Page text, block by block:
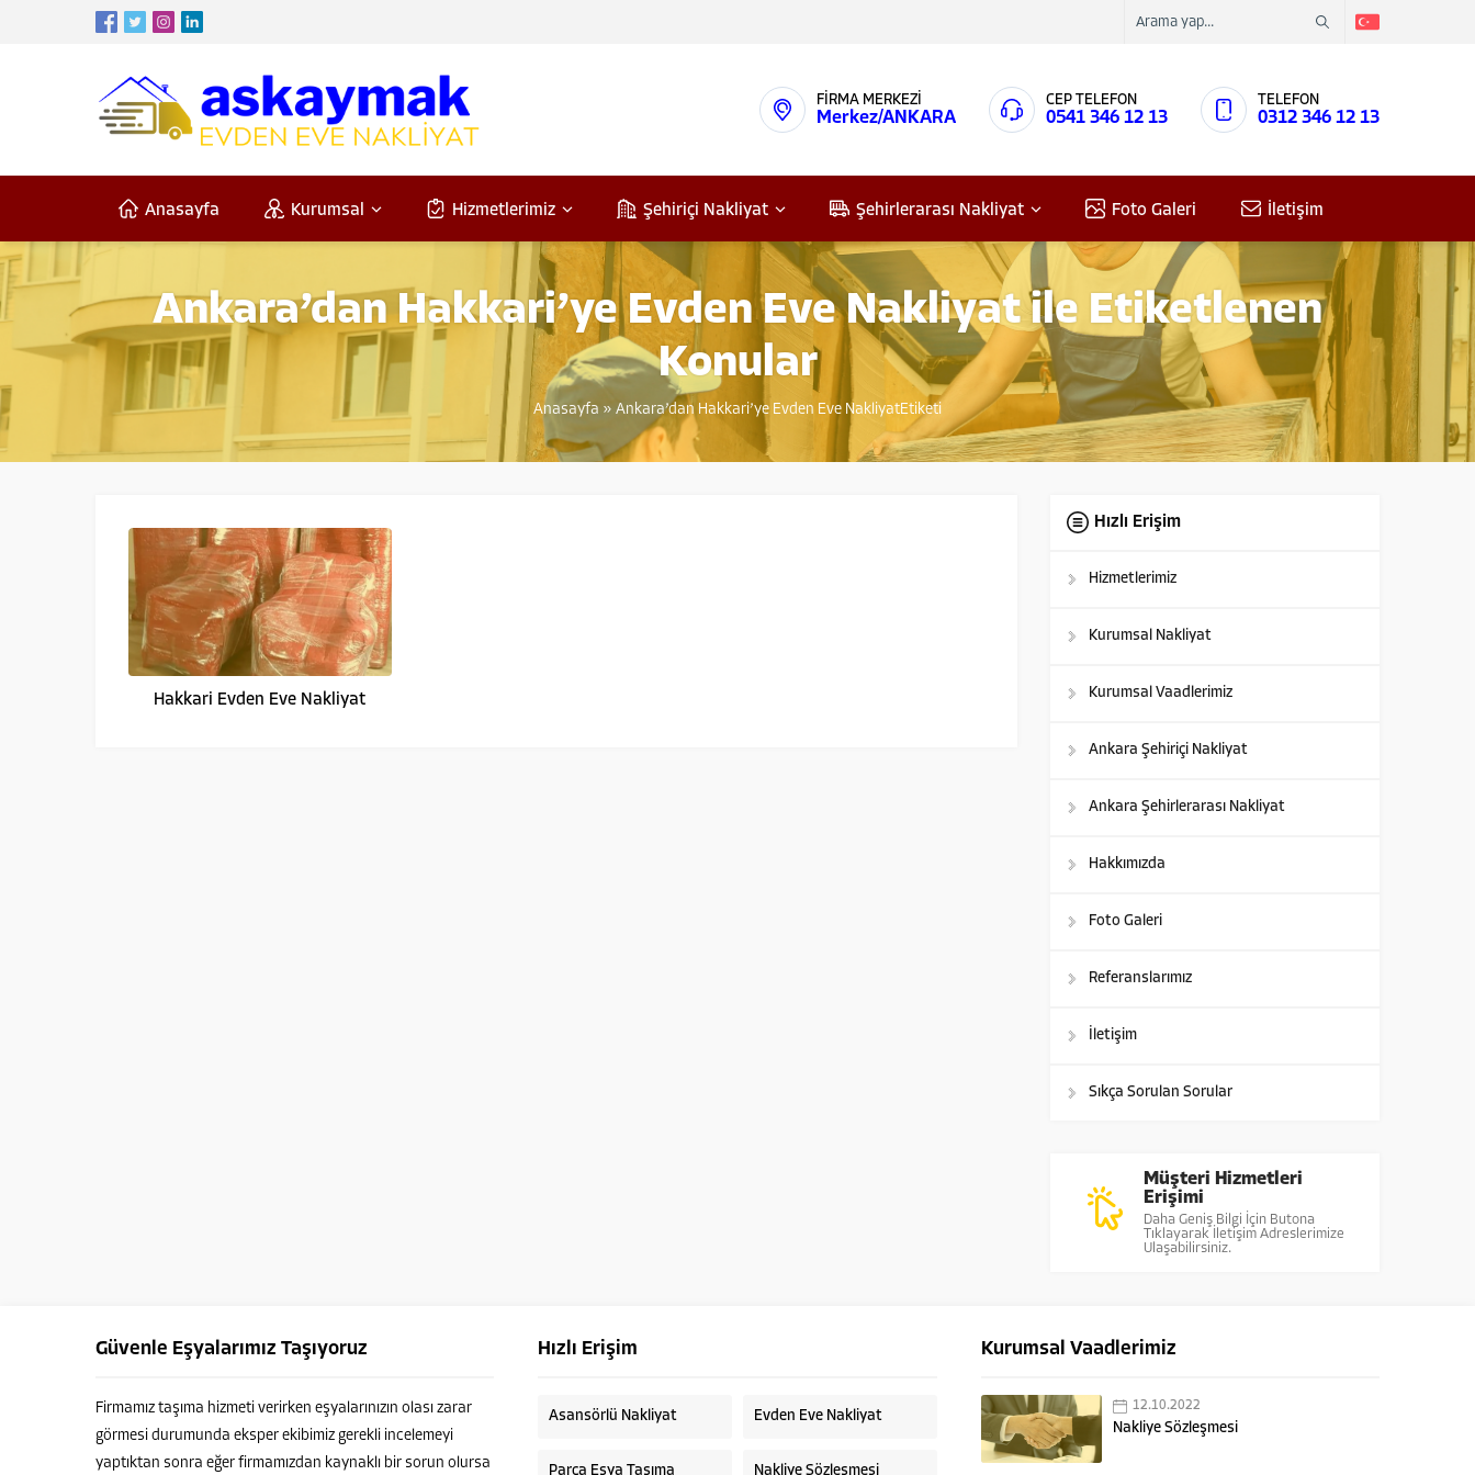
FİRMA MERKEZİ
Merkez/ANKARA
CEP TELEFON
0541 346 12 13
TELEFON
0312 346 12 13
Anasayfa Kurumsal Hizmetlerimiz Şehiriçi Nakliyat Şehirlerarası Nakliyat Foto Galeri İletişim
Ankara’dan Hakkari’ye Evden Eve Nakliyat ile Etiketlenen
Konular
Anasayfa » Ankara’dan Hakkari’ye Evden Eve NakliyatEtiketi
Hakkari Evden Eve Nakliyat
Hızlı Erişim
Hizmetlerimiz
Kurumsal Nakliyat
Kurumsal Vaadlerimiz
Ankara Şehiriçi Nakliyat
Ankara Şehirlerarası Nakliyat
Hakkımızda
Foto Galeri
Referanslarımız
İletişim
Sıkça Sorulan Sorular
Müşteri Hizmetleri
Erişimi
Daha Geniş Bilgi İçin Butona
Tıklayarak İletişim Adreslerimize
Ulaşabilirsiniz.
Güvenle Eşyalarımız Taşıyoruz
Firmamız taşıma hizmeti verirken eşyalarınızın olası zarar
görmesi durumunda eksper ekibimiz gerekli incelemeyi
yaptıktan sonra eğer firmamızdan kaynaklı bir sorun olursa
Hızlı Erişim
Asansörlü Nakliyat Evden Eve Nakliyat
Parça Eşya Taşıma Nakliye Sözleşmesi
Kurumsal Vaadlerimiz
12.10.2022
Nakliye Sözleşmesi